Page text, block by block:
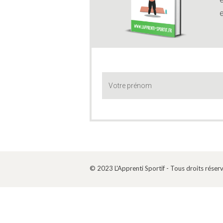
© 2023 L'Apprenti Sportif - Tous droits